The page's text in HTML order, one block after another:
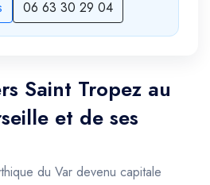
06 63 30 29 04
Saint Tropez au
et de ses
du Var devenu capitale